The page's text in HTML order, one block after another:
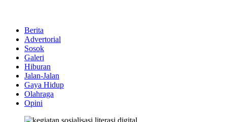
Berita
Advertorial
Sosok
Galeri
Hiburan
Jalan-Jalan
Gaya Hidup
Olahraga
Opini